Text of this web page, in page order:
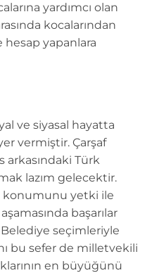
yardımcı olan
kocalarından
hesap yapanlara
ve siyasal hayatta
vermiştir. Çarşaf
arkasındaki Türk
lazım gelecektir.
konumunu yetki ile
başarılar
seçimleriyle
bu sefer de milletvekili
en büyüğünü